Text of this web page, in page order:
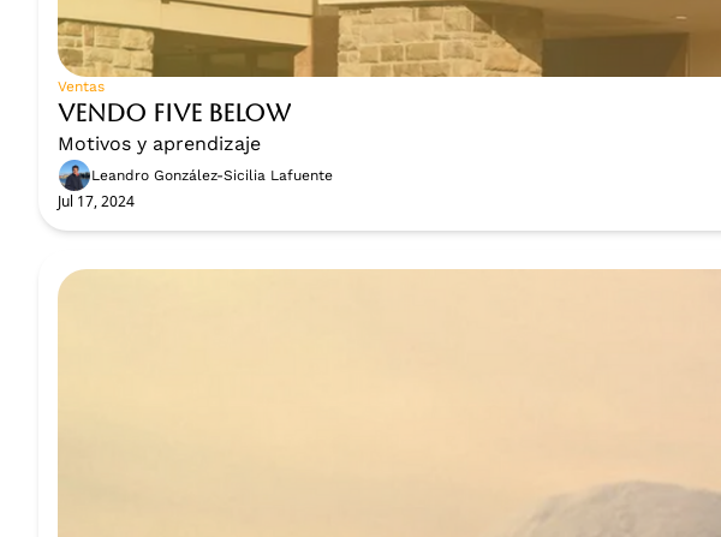
Ventas
Vendo Five Below
Motivos y aprendizaje
Leandro González-Sicilia Lafuente
Jul 17, 2024